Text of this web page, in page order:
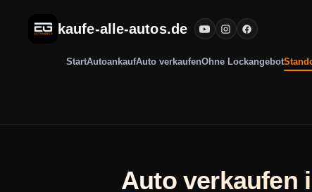
kaufe-alle-autos.de
StartAutoankaufAuto verkaufenOhne Lockangebot
Auto verkaufen